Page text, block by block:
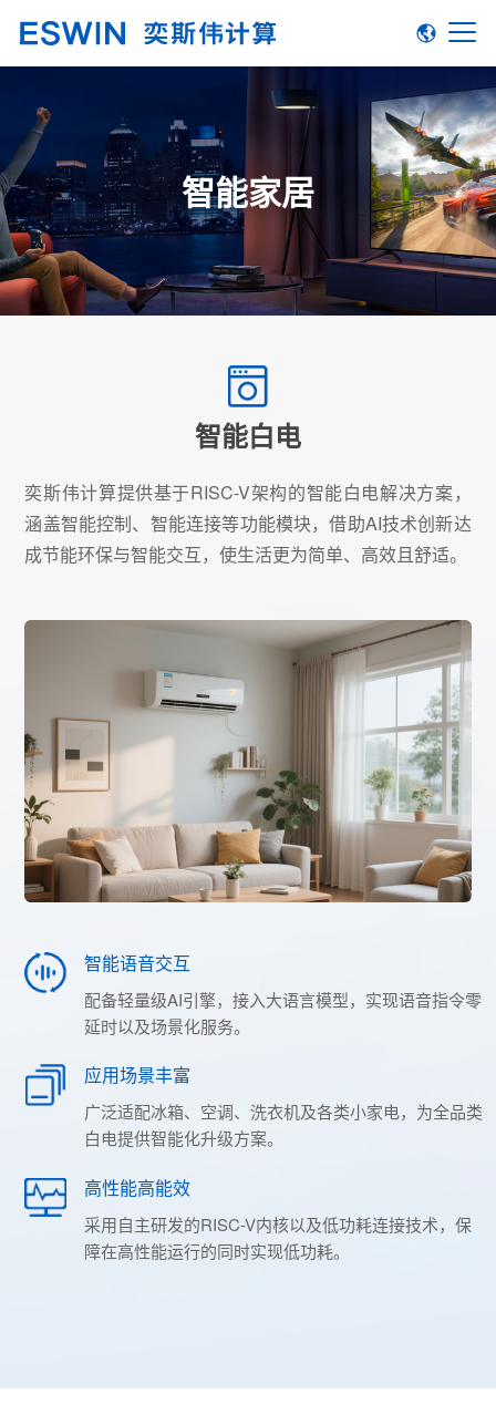
智能家居
智能白电
奕斯伟计算提供基于RISC-V架构的智能白电解决方案，
涵盖智能控制、智能连接等功能模块，借助AI技术创新达
成节能环保与智能交互，使生活更为简单、高效且舒适。
智能语音交互
配备轻量级AI引擎，接入大语言模型，实现语音指令零
延时以及场景化服务。
应用场景丰富
广泛适配冰箱、空调、洗衣机及各类小家电，为全品类
白电提供智能化升级方案。
高性能高能效
采用自主研发的RISC-V内核以及低功耗连接技术，保
障在高性能运行的同时实现低功耗。